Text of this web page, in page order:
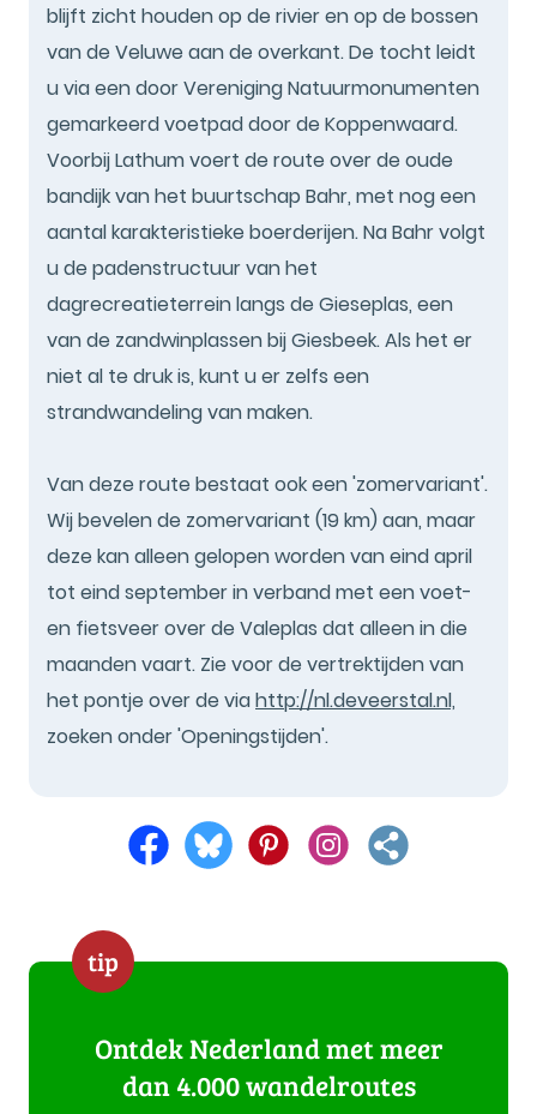
blijft zicht houden op de rivier en op de bossen
van de Veluwe aan de overkant. De tocht leidt
u via een door Vereniging Natuurmonumenten
gemarkeerd voetpad door de Koppenwaard.
Voorbij Lathum voert de route over de oude
bandijk van het buurtschap Bahr, met nog een
aantal karakteristieke boerderijen. Na Bahr volgt
u de padenstructuur van het
dagrecreatieterrein langs de Gieseplas, een
van de zandwinplassen bij Giesbeek. Als het er
niet al te druk is, kunt u er zelfs een
strandwandeling van maken.
Van deze route bestaat ook een 'zomervariant'.
Wij bevelen de zomervariant (19 km) aan, maar
deze kan alleen gelopen worden van eind april
tot eind september in verband met een voet-
en fietsveer over de Valeplas dat alleen in die
maanden vaart. Zie voor de vertrektijden van
het pontje over de viahttp://nl.deveerstal.nl,
zoeken onder 'Openingstijden'.
tip
Ontdek Nederland met meer
dan 4.000 wandelroutes